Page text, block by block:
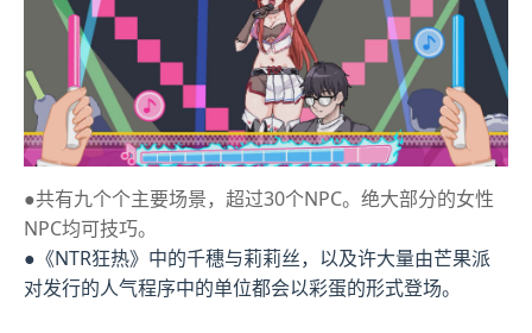
●共有九个个主要场景，超过30个NPC。绝大部分的女性
NPC均可技巧。
●《NTR狂热》中的千穗与莉莉丝，以及许大量由芒果派
对发行的人气程序中的单位都会以彩蛋的形式登场。